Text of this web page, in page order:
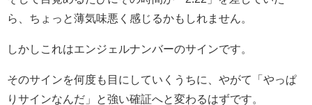
ら、ちょっと薄気味悪く感じるかもしれません。
しかしこれはエンジェルナンバーのサインです。
そのサインを何度も目にしていくうちに、やがて「やっぱ
りサインなんだ」と強い確証へと変わるはずです。